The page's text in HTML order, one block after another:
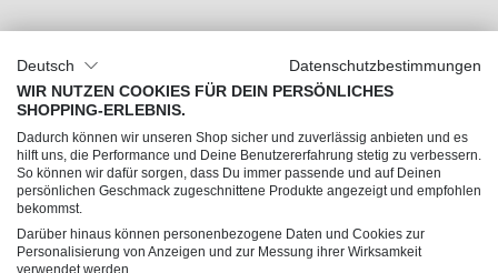
Über uns
Jobs
Impressum
AGB
Datenschutz
Du hast Fragen?
Deutsch
Datenschutzbestimmungen
WIR NUTZEN COOKIES FÜR DEIN PERSÖNLICHES
SHOPPING-ERLEBNIS.
Dadurch können wir unseren Shop sicher und zuverlässig anbieten und es
hilft uns, die Performance und Deine Benutzererfahrung stetig zu verbessern.
So können wir dafür sorgen, dass Du immer passende und auf Deinen
persönlichen Geschmack zugeschnittene Produkte angezeigt und empfohlen
bekommst.
Darüber hinaus können personenbezogene Daten und Cookies zur
Personalisierung von Anzeigen und zur Messung ihrer Wirksamkeit
verwendet werden.